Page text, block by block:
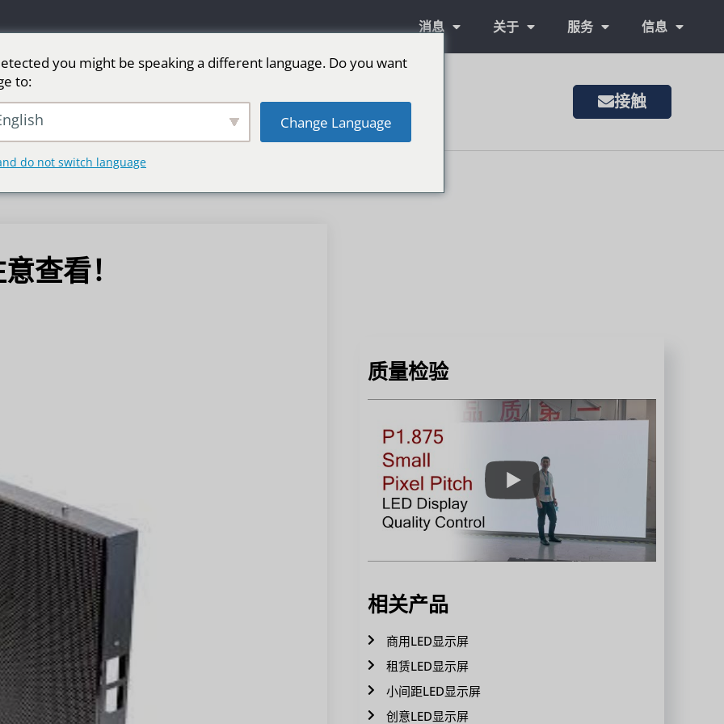
消息 关于 服务 信息
LED广告屏 舞台LED屏 运动 更多市场 接触
查看！
质量检验
相关产品
商用LED显示屏
租赁LED显示屏
小间距LED显示屏
创意LED显示屏
you might be speaking a different language. Do you want
to:
Change Language
do not switch language